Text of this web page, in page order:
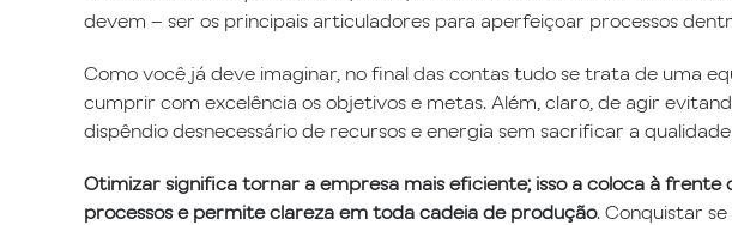
devem – ser os principais articuladores para aperfeiçoar processos
Como você já deve imaginar, no final das contas tudo se trata de uma
cumprir com excelência os objetivos e metas. Além, claro, de agir
dispêndio desnecessário de recursos e energia sem sacrificar a
Otimizar significa tornar a empresa mais eficiente; isso a coloca à frente
processos e permite clareza em toda cadeia de produção. Conquistar